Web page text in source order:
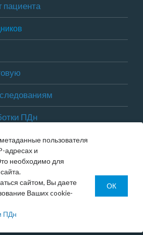
пациента
ПДн
ОМС
НА ПРИЕМ
ЗАДАТЬ ВОПРОС
пользователя
адресах и
необходимо для
сайтом, Вы даете
Ваших cookie-
ПДн
ОК